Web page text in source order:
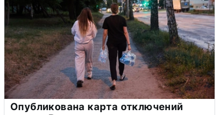
Опубликована карта отключений